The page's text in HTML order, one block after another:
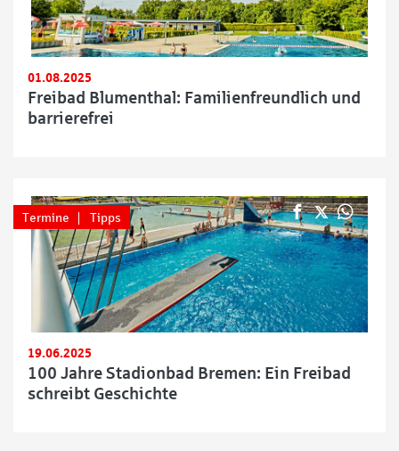
01.08.2025
Freibad Blumenthal: Familienfreundlich und
barrierefrei
Termine Tipps
19.06.2025
100 Jahre Stadionbad Bremen: Ein Freibad
schreibt Geschichte